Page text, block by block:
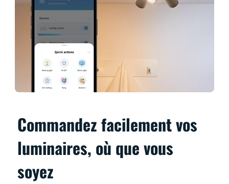
Commandez facilement vos
luminaires, où que vous
soyez